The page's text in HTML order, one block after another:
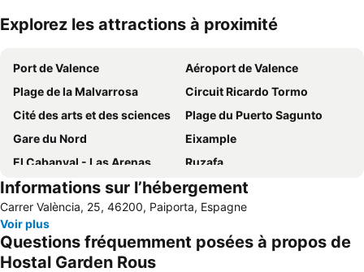
Explorez les attractions à proximité
Port de Valence
Aéroport de Valence
Plage de la Malvarrosa
Circuit Ricardo Tormo
Cité des arts et des sciences
Plage du Puerto Sagunto
Gare du Nord
Eixample
El Cabanyal - Las Arenas
Ruzafa
Quartier Historique
Ciutat Vella
Metro Valencia
L'Oceanogràfic
La Zaidía
Gare routière
Plaza del Ayuntamiento
Informations sur l’hébergement
Carrer València, 25, 46200, Paiporta, Espagne
Voir plus
Questions fréquemment posées à propos de
Hostal Garden Rous